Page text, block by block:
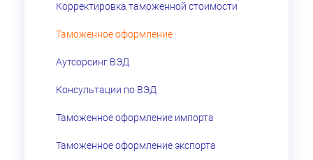
Корректировка таможенной стоимости
Таможенное оформление
Аутсорсинг ВЭД
Консультации по ВЭД
Таможенное оформление импорта
Таможенное оформление экспорта